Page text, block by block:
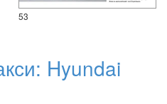
53
Hyundai